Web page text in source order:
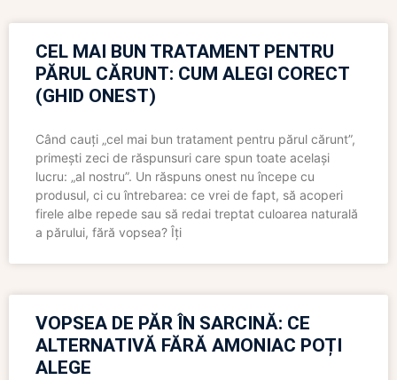
CEL MAI BUN TRATAMENT PENTRU
PĂRUL CĂRUNT: CUM ALEGI CORECT
(GHID ONEST)
Când cauți „cel mai bun tratament pentru părul cărunt”,
primești zeci de răspunsuri care spun toate același
lucru: „al nostru”. Un răspuns onest nu începe cu
produsul, ci cu întrebarea: ce vrei de fapt, să acoperi
firele albe repede sau să redai treptat culoarea naturală
a părului, fără vopsea? Îți
VOPSEA DE PĂR ÎN SARCINĂ: CE
ALTERNATIVĂ FĂRĂ AMONIAC POȚI
ALEGE